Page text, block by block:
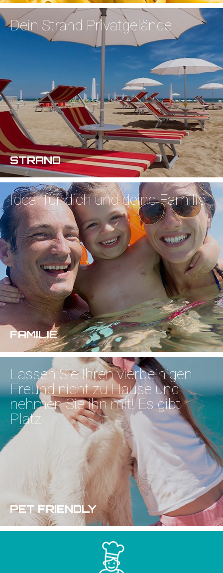
Dein Strand Privatgelände
STRAND
Ideal für dichund deine Familie
FAMILIE
Lassen Sie Ihren vierbeinigen
Freund nicht zu Hause und
nehmen Sie ihn mit!Es gibt
Platz
​PET FRIENDLY